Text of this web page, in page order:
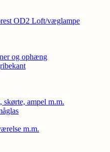
OD2 Loft/væglampe
og ophæng
skørte, ampel m.m.
m.m.